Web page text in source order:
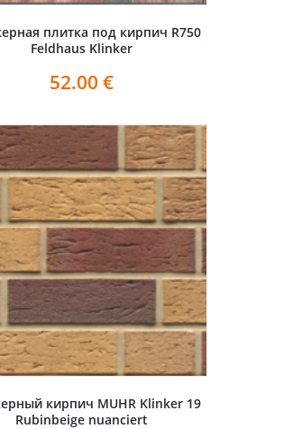
плитка под кирпич R750
Feldhaus Klinker
52.00 €
кирпич MUHR Klinker 19
Rubinbeige nuanciert